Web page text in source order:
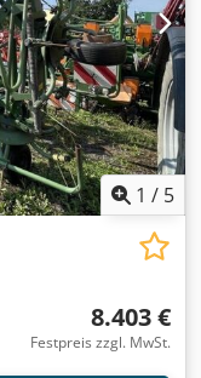
1 / 5
8.403 €
Festpreis zzgl. MwSt.